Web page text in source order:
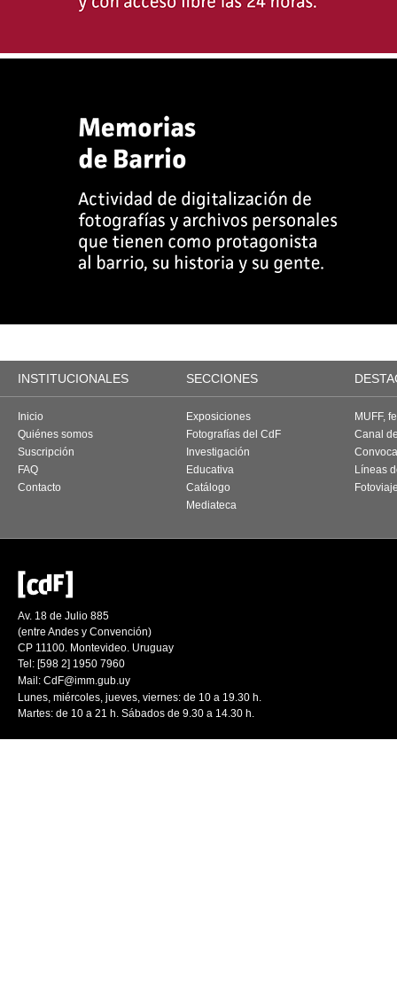
INSTITUCIONALES SECCIONES
Inicio
Quiénes somos
Suscripción
FAQ
Contacto
Exposiciones
Fotografías del CdF
Investigación
Educativa
Catálogo
Mediateca
MUFF,
Canal
Líneas
Av. 18 de Julio 885
(entre Andes y Convención)
CP 11100. Montevideo. Uruguay
Tel: [598 2] 1950 7960
Mail: CdF@imm.gub.uy
Lunes, miércoles, jueves, viernes: de 10 a 19.30 h.
Martes: de 10 a 21 h. Sábados de 9.30 a 14.30 h.